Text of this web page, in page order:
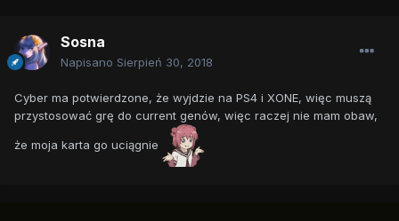
Sosna
Napisano Sierpień 30, 2018
Cyber ma potwierdzone, że wyjdzie na PS4 i XONE, więc muszą
przystosować grę do current genów, więc raczej nie mam obaw,
że moja karta go uciągnie